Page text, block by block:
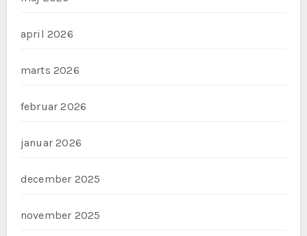
april 2026
marts 2026
februar 2026
januar 2026
december 2025
november 2025